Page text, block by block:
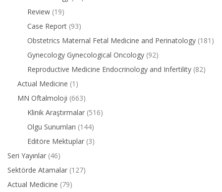
Review (19)
Case Report (93)
Obstetrics Maternal Fetal Medicine and Perinatology (181)
Gynecology Gynecological Oncology (92)
Reproductive Medicine Endocrinology and Infertility (82)
Actual Medicine (1)
MN Oftalmoloji (663)
Klinik Araştırmalar (516)
Olgu Sunumları (144)
Editöre Mektuplar (3)
Seri Yayınlar (46)
Sektörde Atamalar (127)
Actual Medicine (79)